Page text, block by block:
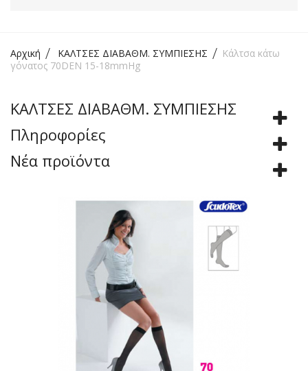
Αρχική ΚΑΛΤΣΕΣ ΔΙΑΒΑΘΜ. ΣΥΜΠΙΕΣΗΣ
Κάλτσα κάτω
γόνατος 70DEN 15-18mmHg
ΚΑΛΤΣΕΣ ΔΙΑΒΑΘΜ. ΣΥΜΠΙΕΣΗΣ
Πληροφορίες
Νέα προϊόντα